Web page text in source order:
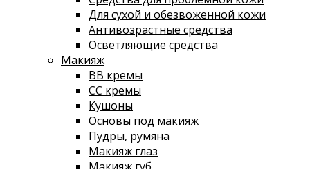
Для сухой и обезвоженной кожи
Антивозрастные средства
Осветляющие средства
Макияж
ВВ кремы
СС кремы
Кушоны
Основы под макияж
Пудры, румяна
Макияж глаз